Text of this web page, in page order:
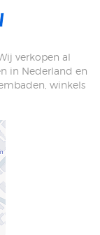
verkopen al
in Nederland en
winkels